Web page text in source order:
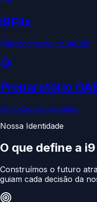
i9Flix
Plataforma de conteúdo
Preparatório
Aprovação garantida
Nossa Identidade
O que define a
Construímos o futuro
guiam cada decisão da